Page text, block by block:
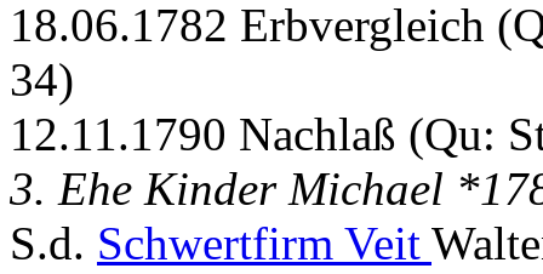
18.06.1782 Erbvergleich
34)
12.11.1790 Nachlaß (Qu:
3. Ehe Kinder Michael
S.d. Schwertfirm Veit